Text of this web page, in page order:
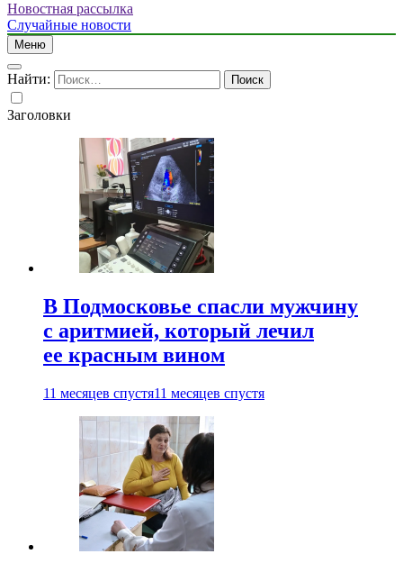
Новостная рассылка
Случайные новости
Меню
Найти:
Заголовки
В Подмосковье спасли мужчину
с аритмией, который лечил
ее красным вином
11 месяцев спустя11 месяцев спустя